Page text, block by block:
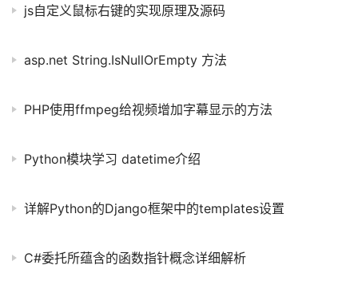
js自定义鼠标右键的实现原理及源码
asp.net String.IsNullOrEmpty 方法
PHP使用ffmpeg给视频增加字幕显示的方法
Python模块学习 datetime介绍
详解Python的Django框架中的templates设置
C#委托所蕴含的函数指针概念详细解析